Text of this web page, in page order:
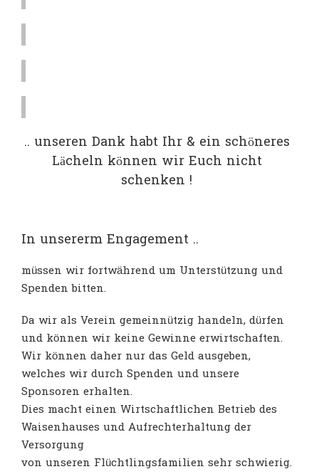
.. unseren Dank habt Ihr & ein schöneres
Lächeln können wir Euch nicht
schenken !
In unsererm Engagement ..
müssen wir fortwährend um Unterstützung und
Spenden bitten.
Da wir als Verein gemeinnützig handeln, dürfen
und können wir keine Gewinne erwirtschaften.
Wir können daher nur das Geld ausgeben,
welches wir durch Spenden und unsere
Sponsoren erhalten.
Dies macht einen Wirtschaftlichen Betrieb des
Waisenhauses und Aufrechterhaltung der
Versorgung
von unseren Flüchtlingsfamilien sehr schwierig.